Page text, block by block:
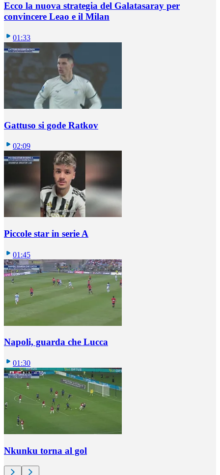
Ecco la nuova strategia del Galatasaray per
convincere Leao e il Milan
01:33
Gattuso si gode Ratkov
02:09
Piccole star in serie A
01:45
Napoli, guarda che Lucca
01:30
Nkunku torna al gol